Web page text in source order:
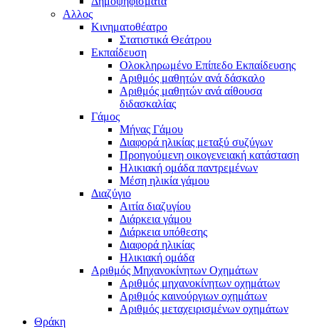
Αλλος
Κινηματοθέατρο
Στατιστικά Θεάτρου
Εκπαίδευση
Ολοκληρωμένο Επίπεδο Εκπαίδευσης
Αριθμός μαθητών ανά δάσκαλο
Αριθμός μαθητών ανά αίθουσα
διδασκαλίας
Γάμος
Μήνας Γάμου
Διαφορά ηλικίας μεταξύ συζύγων
Προηγούμενη οικογενειακή κατάσταση
Ηλικιακή ομάδα παντρεμένων
Μέση ηλικία γάμου
Διαζύγιο
Αιτία διαζυγίου
Διάρκεια γάμου
Διάρκεια υπόθεσης
Διαφορά ηλικίας
Ηλικιακή ομάδα
Αριθμός Μηχανοκίνητων Οχημάτων
Αριθμός μηχανοκίνητων οχημάτων
Αριθμός καινούργιων οχημάτων
Αριθμός μεταχειρισμένων οχημάτων
Θράκη